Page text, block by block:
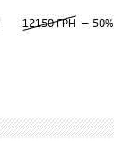
12150 ГРН — 50%